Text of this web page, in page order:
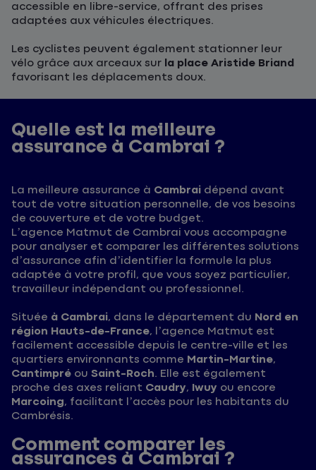
accessible en libre-service, offrant des prises
adaptées aux véhicules électriques.
Les cyclistes peuvent également stationner leur
vélo grâce aux arceaux sur la place Aristide Briand
favorisant les déplacements doux.
Quelle est la meilleure
assurance à Cambrai ?
La meilleure assurance à Cambrai dépend avant
tout de votre situation personnelle, de vos besoins
de couverture et de votre budget.
L’agence Matmut de Cambrai vous accompagne
pour analyser et comparer les différentes solutions
d’assurance afin d’identifier la formule la plus
adaptée à votre profil, que vous soyez particulier,
travailleur indépendant ou professionnel.
Située à Cambrai, dans le département du Nord en
région Hauts-de-France, l’agence Matmut est
facilement accessible depuis le centre-ville et les
quartiers environnants comme Martin-Martine,
Cantimpré ou Saint-Roch. Elle est également
proche des axes reliant Caudry, Iwuy ou encore
Marcoing, facilitant l’accès pour les habitants du
Cambrésis.
Comment comparer les
assurances à Cambrai ?